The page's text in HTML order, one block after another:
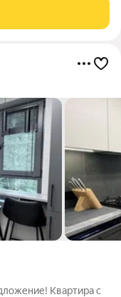
построенного в
Квартира с